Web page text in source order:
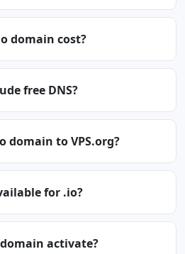
domain cost?
free DNS?
domain to VPS.org?
for .io?
activate?